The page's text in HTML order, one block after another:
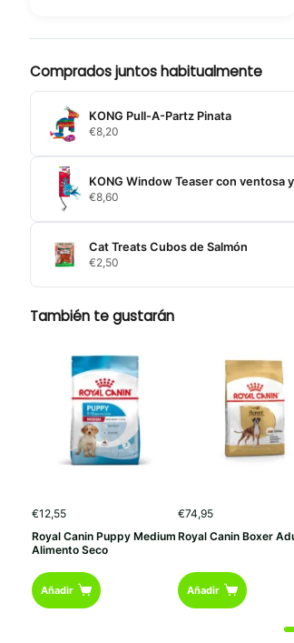
Comprados juntos habitualmente
KONG Pull-A-Partz Pinata
€8,20
KONG Window Teaser con ventosa
€8,60
Cat Treats Cubos de Salmón
€2,50
También te gustarán
€12,55
Royal Canin Puppy Medium
Alimento Seco
Añadir
€74,95
Royal Canin Boxer
Añadir